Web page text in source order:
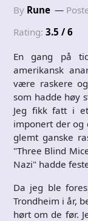
By Rune
Rating: 3.5 / 6
En gang på
amerikansk
være raskere
som hadde høy
Jeg fikk fatt i
imponert der og
glemt ganske
"Three Blind
Nazi" hadde
Da jeg ble
Trondheim i år,
hørt om de før.